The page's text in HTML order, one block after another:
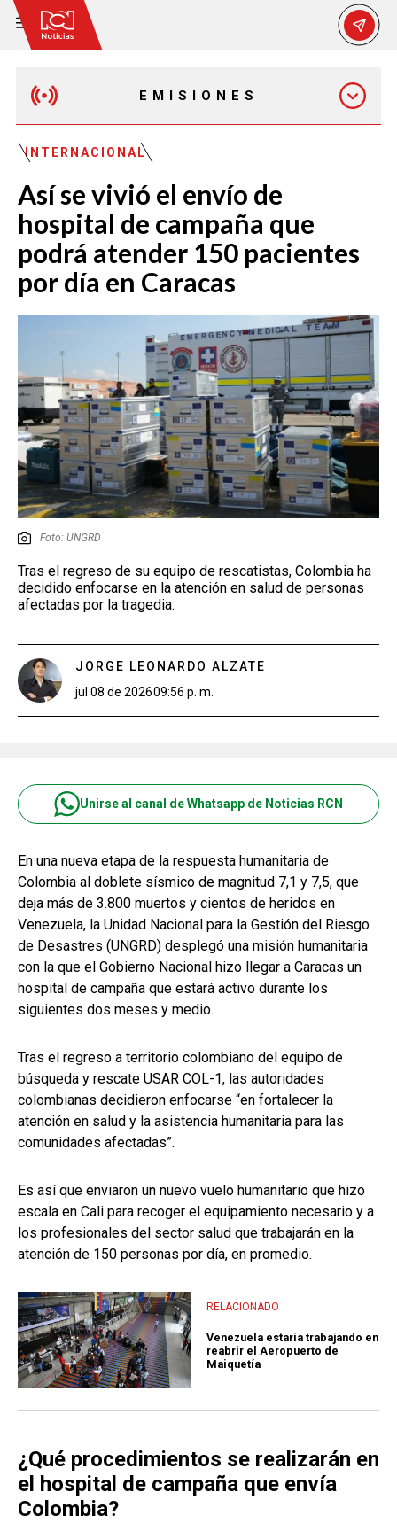
EMISIONES
EMISIÓN 7:00 PM
INTERNACIONAL
Así se vivió el envío de
hospital de campaña que
podrá atender 150 pacientes
por día en Caracas
Foto: UNGRD
Tras el regreso de su equipo de rescatistas, Colombia ha
decidido enfocarse en la atención en salud de personas
afectadas por la tragedia.
JORGE LEONARDO ALZATE
jul 08 de 202609:56 p. m.
Unirse al canal de Whatsapp de Noticias RCN
En una nueva etapa de la respuesta humanitaria de
Colombia al doblete sísmico de magnitud 7,1 y 7,5, que
deja más de 3.800 muertos y cientos de heridos en
Venezuela, la Unidad Nacional para la Gestión del Riesgo
de Desastres (UNGRD) desplegó una misión humanitaria
con la que el Gobierno Nacional hizo llegar a Caracas un
hospital de campaña que estará activo durante los
siguientes dos meses y medio.
Tras el regreso a territorio colombiano del equipo de
búsqueda y rescate USAR COL-1, las autoridades
colombianas decidieron enfocarse “en fortalecer la
atención en salud y la asistencia humanitaria para las
comunidades afectadas”.
Es así que enviaron un nuevo vuelo humanitario que hizo
escala en Cali para recoger el equipamiento necesario y a
los profesionales del sector salud que trabajarán en la
atención de 150 personas por día, en promedio.
RELACIONADO
Venezuela estaría trabajando en
reabrir el Aeropuerto de
Maiquetía
¿Qué procedimientos se realizarán en
el hospital de campaña que envía
Colombia?